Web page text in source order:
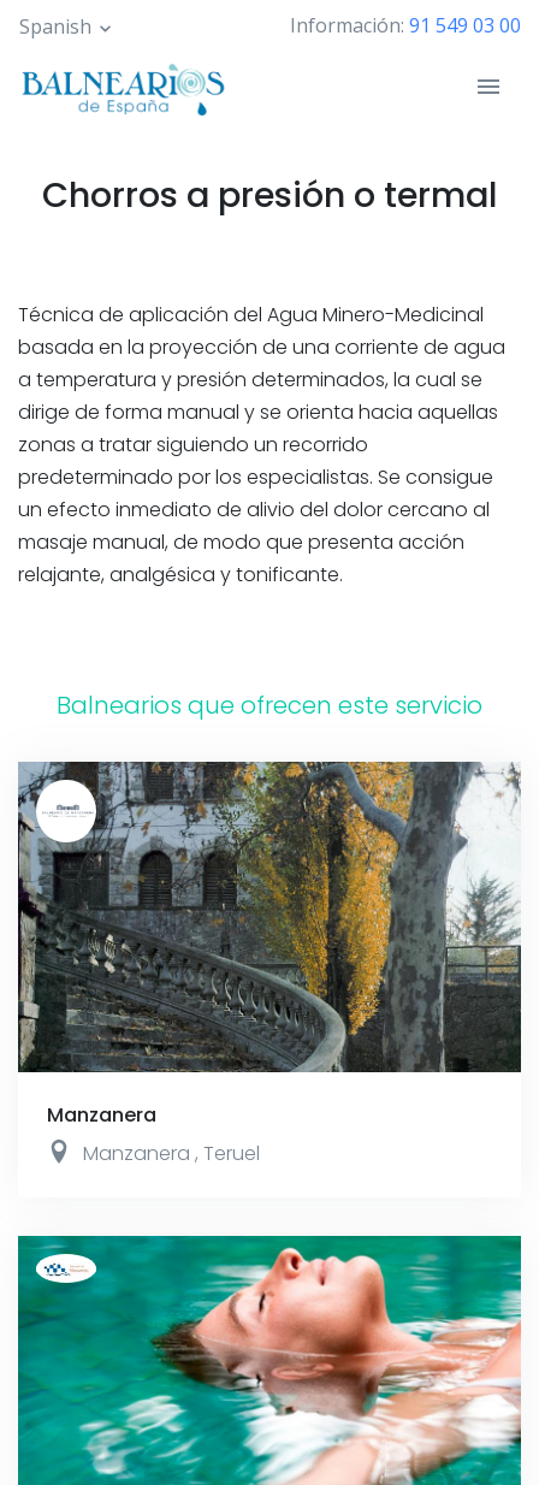
Pasar
contenido
principal
Spanish Información: 91 549 03 00
Chorros a presión o termal
Técnica de aplicación del Agua Minero-Medicinal
basada en la proyección de una corriente de agua
a temperatura y presión determinados, la cual se
dirige de forma manual y se orienta hacia aquellas
zonas a tratar siguiendo un recorrido
predeterminado por los especialistas. Se consigue
un efecto inmediato de alivio del dolor cercano al
masaje manual, de modo que presenta acción
relajante, analgésica y tonificante.
Balnearios que ofrecen este servicio
Manzanera
Manzanera , Teruel